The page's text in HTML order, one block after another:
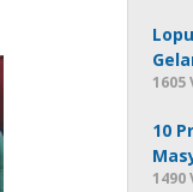
1605
10
1490